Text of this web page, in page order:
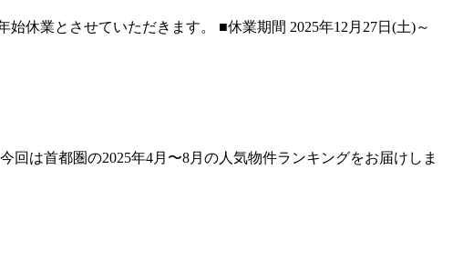
休業とさせていただきます。 ■休業期間 2025年12月27日(土)～
は首都圏の2025年4月〜8月の人気物件ランキングをお届けしま